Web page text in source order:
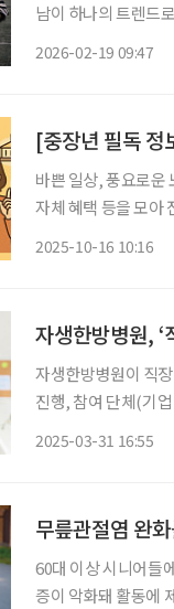
남이 하나의 트렌드
2026-02-19 09:47
바쁜 일상, 풍요로운
자체 혜택 등을 모아 전달 드
2025-10-16 10:16
자생한방병원, ‘
자생한방병원이 직
진행, 참여 단체(기업 및 공공기
2025-03-31 16:55
무릎관절염 완
60대 이상 시니어들
증이 악화돼 활동에